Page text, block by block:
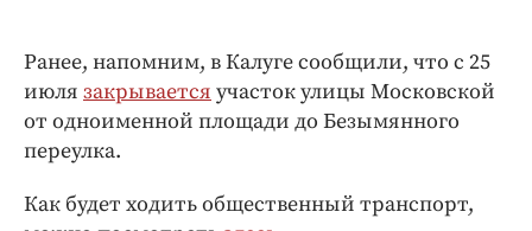
Ранее, напомним, в Калуге сообщили, что с 25
июля закрывается участок улицы Московской
от одноименной площади до Безымянного
переулка.
Как будет ходить общественный транспорт,